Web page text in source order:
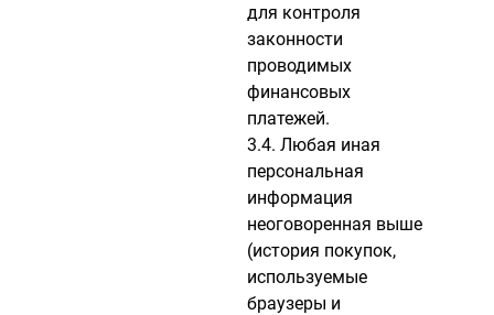
для контроля
законности
проводимых
финансовых
платежей.
3.4. Любая иная
персональная
информация
неоговоренная выше
(история покупок,
используемые
браузеры и